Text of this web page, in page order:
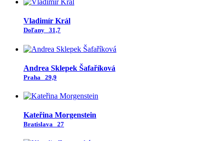
Vladimír Král
Doľany 31,7
Andrea Sklepek Šafaříková
Praha 29,9
Kateřina Morgenstein
Bratislava 27